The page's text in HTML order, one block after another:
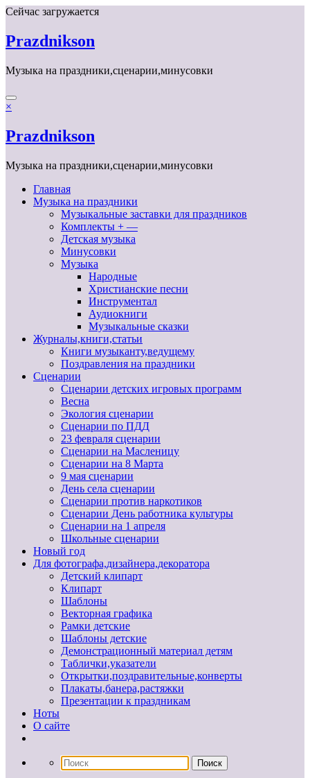
Перейти
содержимому
Сейчас загружается
Prazdnikson
Музыка на праздники,сценарии,минусовки
×
Prazdnikson
Музыка на праздники,сценарии,минусовки
Главная
Музыка на праздники
Музыкальные заставки для праздников
Комплекты + —
Детская музыка
Минусовки
Музыка
Народные
Христианские песни
Инструментал
Аудиокниги
Музыкальные сказки
Журналы,книги,статьи
Книги музыканту,ведущему
Поздравления на праздники
Сценарии
Сценарии детских игровых программ
Весна
Экология сценарии
Сценарии по ПДД
23 февраля сценарии
Сценарии на Масленицу
Сценарии на 8 Марта
9 мая сценарии
День села сценарии
Сценарии против наркотиков
Сценарии День работника культуры
Сценарии на 1 апреля
Школьные сценарии
Новый год
Для фотографа,дизайнера,декоратора
Детский клипарт
Клипарт
Шаблоны
Векторная графика
Рамки детские
Шаблоны детские
Демонстрационный материал детям
Таблички,указатели
Открытки,поздравительные,конверты
Плакаты,банера,растяжки
Презентации к праздникам
Ноты
О сайте